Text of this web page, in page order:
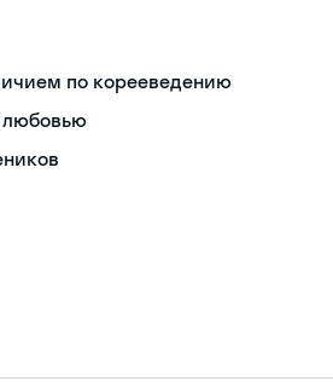
по корееведению
любовью